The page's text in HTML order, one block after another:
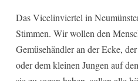
Das Vicelinviertel in
Stimmen. Wir wollen den
Gemüsehändler an der Ecke,
oder dem kleinen Jungen auf